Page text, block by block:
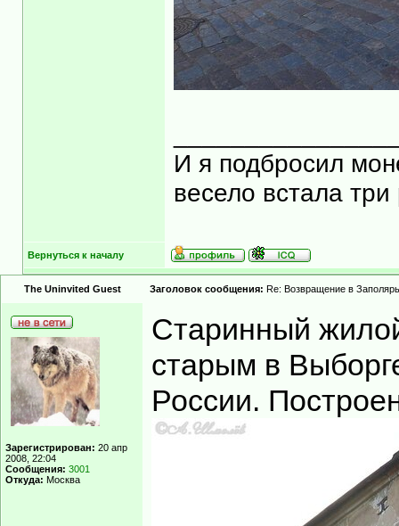
И я подбросил
весело встала
Вернуться к началу
The Uninvited Guest Заголовок сообщения: Re: Возвращение в
Зарегистрирован: 20 апр
2008, 22:04
Сообщения: 3001
Откуда: Москва
Старинный
старым в
России.